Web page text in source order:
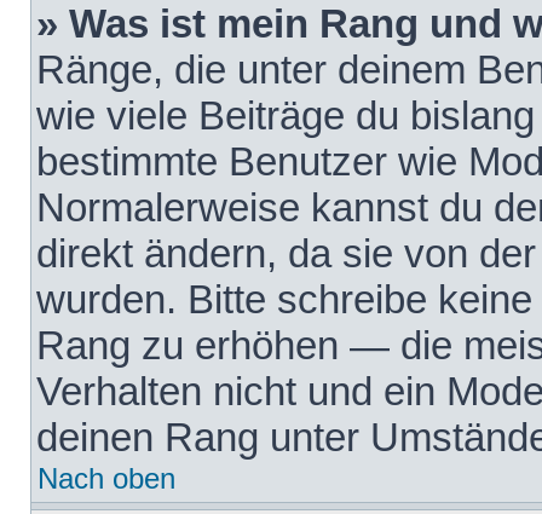
» Was ist mein Rang und
Ränge, die unter deinem
wie viele Beiträge du
bestimmte Benutzer wie
Normalerweise kannst du
direkt ändern, da sie von
wurden. Bitte schreibe
Rang zu erhöhen — die
Verhalten nicht und ein
deinen Rang unter
Nach oben